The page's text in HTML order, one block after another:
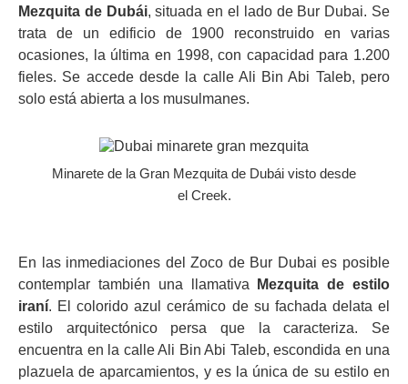
Mezquita de Dubái, situada en el lado de Bur Dubai. Se
trata de un edificio de 1900 reconstruido en varias
ocasiones, la última en 1998, con capacidad para 1.200
fieles. Se accede desde la calle Ali Bin Abi Taleb, pero
solo está abierta a los musulmanes.
Minarete de la Gran Mezquita de Dubái visto desde
el Creek.
En las inmediaciones del Zoco de Bur Dubai es posible
contemplar también una llamativa
Mezquita de estilo
iraní. El colorido azul cerámico de su fachada delata el
estilo arquitectónico persa que la caracteriza. Se
encuentra en la calle Ali Bin Abi Taleb, escondida en una
plazuela de aparcamientos, y es la única de su estilo en